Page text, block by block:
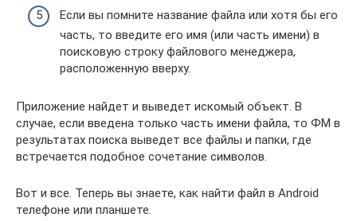
Если вы помните название файла или хотя бы его
часть, то введите его имя (или часть имени) в
поисковую строку файлового менеджера,
расположенную вверху.
Приложение найдет и выведет искомый объект. В
случае, если введена только часть имени файла, то ФМ в
результатах поиска выведет все файлы и папки, где
встречается подобное сочетание символов.
Вот и все. Теперь вы знаете, как найти файл в Android
телефоне или планшете.